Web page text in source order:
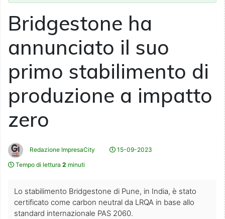
Bridgestone ha
annunciato il suo
primo stabilimento di
produzione a impatto
zero
Redazione ImpresaCity
15-09-2023
Tempo di lettura 2 minuti
Lo stabilimento Bridgestone di Pune, in India, è stato
certificato come carbon neutral da LRQA in base allo
standard internazionale PAS 2060.